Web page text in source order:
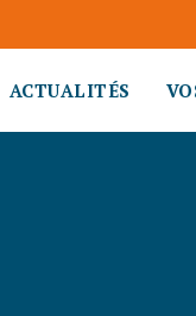
ACTUALITÉS